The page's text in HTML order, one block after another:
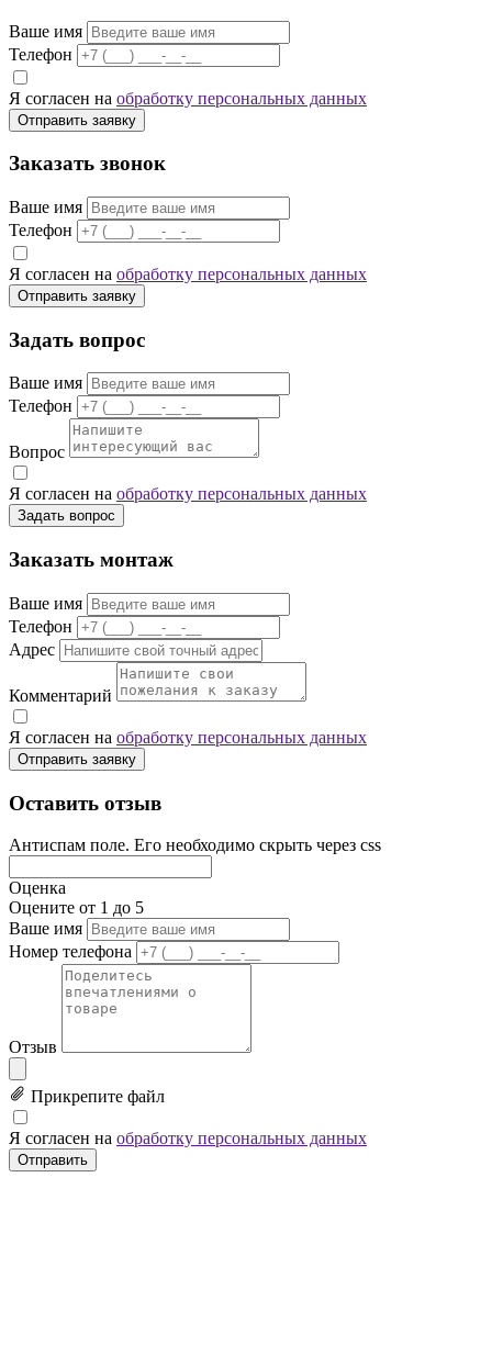
Ваше имя
Телефон
Я согласен на обработку персональных данных
Отправить заявку
Заказать звонок
Ваше имя
Телефон
Я согласен на обработку персональных данных
Отправить заявку
Задать вопрос
Ваше имя
Телефон
Вопрос
Я согласен на обработку персональных данных
Задать вопрос
Заказать монтаж
Ваше имя
Телефон
Адрес
Комментарий
Я согласен на обработку персональных данных
Отправить заявку
Оставить отзыв
Антиспам поле. Его необходимо скрыть через css
Оценка
Оцените от 1 до 5
Ваше имя
Номер телефона
Отзыв
Прикрепите файл
Я согласен на обработку персональных данных